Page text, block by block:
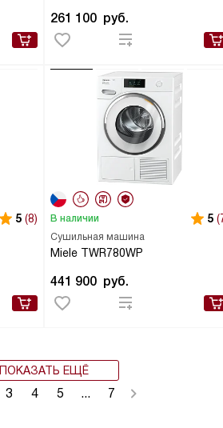
261 100 руб.
5 (8)
Сушильная машина
Miele TWR780WP
В наличии 5
441 900 руб.
ПОКАЗАТЬ ЕЩЁ
3 4 5 ... 7